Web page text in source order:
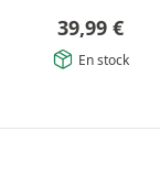
39,99 €
En stock